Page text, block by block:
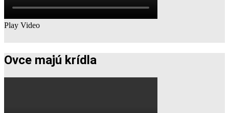
Play Video
Ovce majú krídla